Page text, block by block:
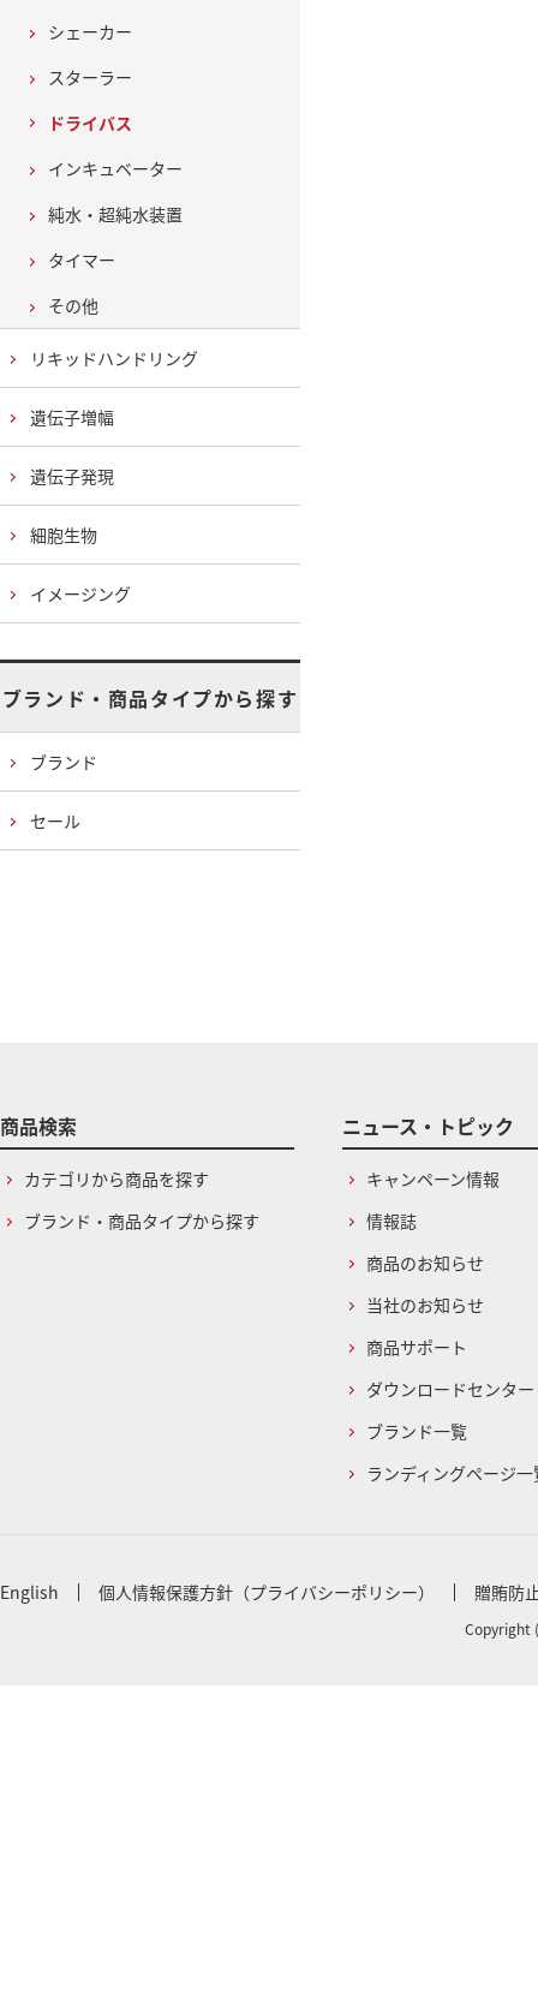
シェーカー
スターラー
ドライバス
インキュベーター
純水・超純水装置
タイマー
その他
リキッドハンドリング
遺伝子増幅
遺伝子発現
細胞生物
イメージング
ブランド・商品タイプから探す
ブランド
セール
商品検索
カテゴリから商品を探す
ブランド・商品タイプから探す
ニュース・トピック
キャンペーン情報
情報誌
商品のお知らせ
当社のお知らせ
商品サポート
ダウンロードセンター
ブランド一覧
ランディングページ一
English 個人情報保護方針（プライバシーポリシー） 贈賄防
Copyright